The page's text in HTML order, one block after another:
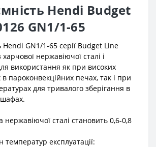
Hendi Budget
GN1/1-65
Hendi GN1/1-65 серії Budget Line
нержавіючої сталі і
використання як при високих
пароконвекційних печах, так і при
для тривалого зберігання в
сталі становить 0,6-0,8
температур експлуатації: